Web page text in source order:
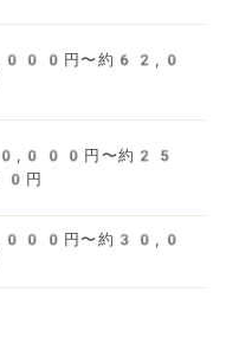
円〜約62,0
円〜約25
円
円〜約30,0